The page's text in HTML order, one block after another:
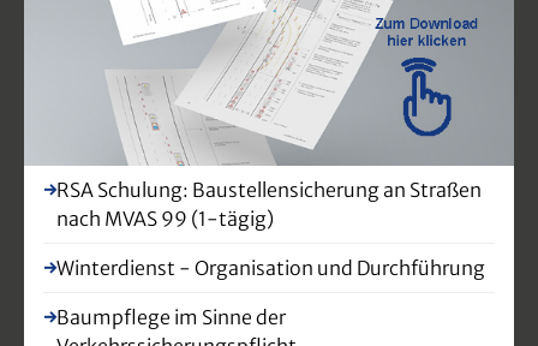
RSA Schulung: Baustellensicherung an Straßen
nach MVAS 99 (1-tägig)
Winterdienst - Organisation und Durchführung
Baumpflege im Sinne der